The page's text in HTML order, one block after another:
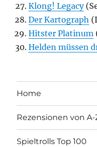
Klong! Legacy
Der Kartograph
Hitster Platinum
Helden müssen
Home
Rezensionen von A-
Spieltrolls Top 100